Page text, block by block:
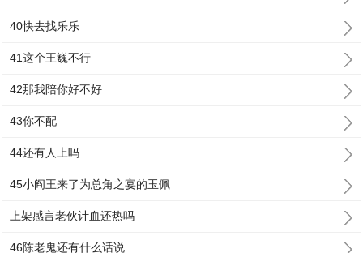
40快去找乐乐
41这个王巍不行
42那我陪你好不好
43你不配
44还有人上吗
45小阎王来了为总角之宴的玉佩
上架感言老伙计血还热吗
46陈老鬼还有什么话说